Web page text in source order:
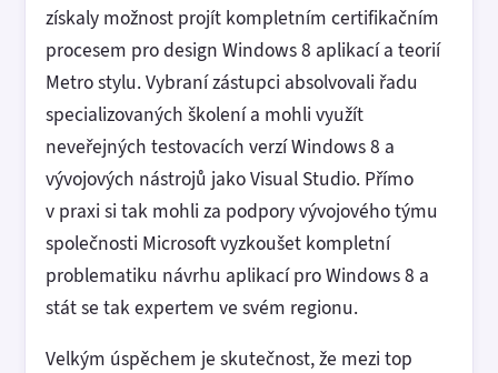
získaly možnost projít kompletním certifikačním
procesem pro design Windows 8 aplikací a teorií
Metro stylu. Vybraní zástupci absolvovali řadu
specializovaných školení a mohli využít
neveřejných testovacích verzí Windows 8 a
vývojových nástrojů jako Visual Studio. Přímo
v praxi si tak mohli za podpory vývojového týmu
společnosti Microsoft vyzkoušet kompletní
problematiku návrhu aplikací pro Windows 8 a
stát se tak expertem ve svém regionu.
Velkým úspěchem je skutečnost, že mezi top